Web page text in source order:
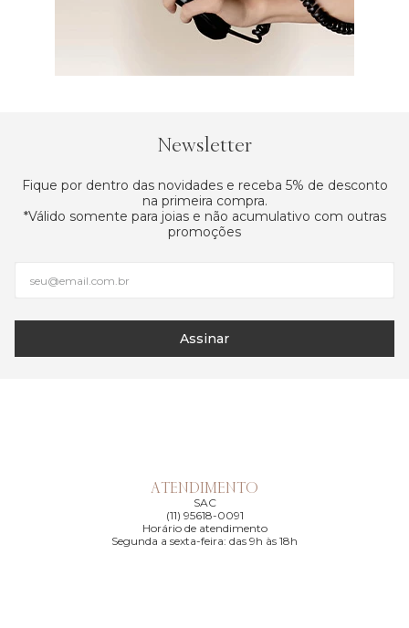
Newsletter
Fique por dentro das novidades e receba 5% de desconto
na primeira compra.
*Válido somente para joias e não acumulativo com outras
promoções
Assinar
ATENDIMENTO
SAC
(11) 95618-0091
Horário de atendimento
Segunda a sexta-feira: das 9h às 18h